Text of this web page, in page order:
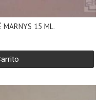
MARNYS 15 ML.